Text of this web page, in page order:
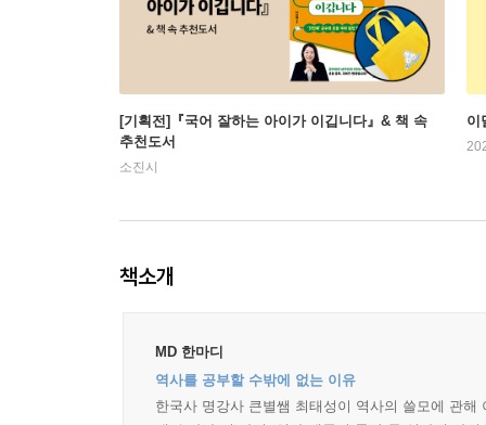
[기획전]『국어 잘하는 아이가 이깁니다』& 책 속
추천도서
소진시
이
책소개
MD 한마디
역사를 공부할 수밖에 없는 이유
한국사 명강사 큰별쌤 최태성이 역사의 쓸모에 관